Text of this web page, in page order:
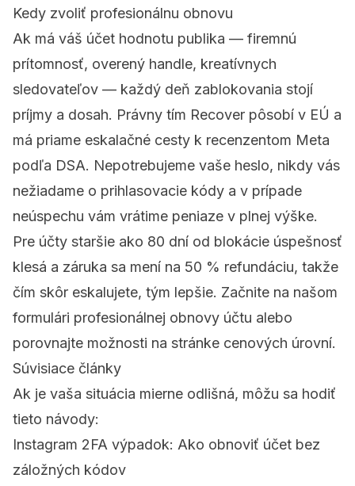
Kedy zvoliť profesionálnu obnovu
Ak má váš účet hodnotu publika — firemnú
prítomnosť, overený handle, kreatívnych
sledovateľov — každý deň zablokovania stojí
príjmy a dosah. Právny tím Recover pôsobí v EÚ a
má priame eskalačné cesty k recenzentom Meta
podľa DSA. Nepotrebujeme vaše heslo, nikdy vás
nežiadame o prihlasovacie kódy a v prípade
neúspechu vám vrátime peniaze v plnej výške.
Pre účty staršie ako 80 dní od blokácie úspešnosť
klesá a záruka sa mení na 50 % refundáciu, takže
čím skôr eskalujete, tým lepšie. Začnite na našom
formulári profesionálnej obnovy účtu alebo
porovnajte možnosti na stránke cenových úrovní.
Súvisiace články
Ak je vaša situácia mierne odlišná, môžu sa hodiť
tieto návody:
Instagram 2FA výpadok: Ako obnoviť účet bez
záložných kódov